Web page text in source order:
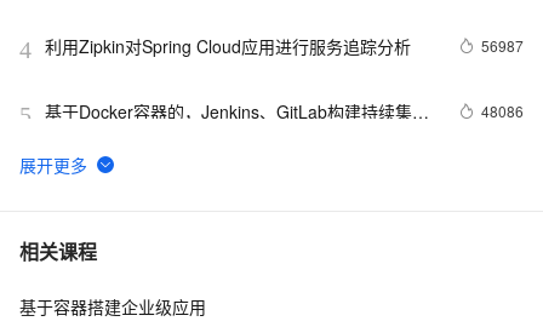
4 利用Zipkin对Spring Cloud应用进行服务追踪分析 56987
5 基于Docker容器的，Jenkins、GitLab构建持续集成
48086
6 谈谈 Docker Volume 之权限管理（一）
7 容器镜像服务 Docker镜像的基本使用
8 使用阿里云容器服务Jenkins 2.0实现持续集成之
相关课程
基于容器搭建企业级应用